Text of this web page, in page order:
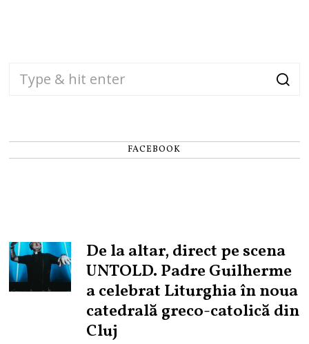
FACEBOOK
De la altar, direct pe scena
UNTOLD. Padre Guilherme
a celebrat Liturghia în noua
catedrală greco-catolică din
Cluj